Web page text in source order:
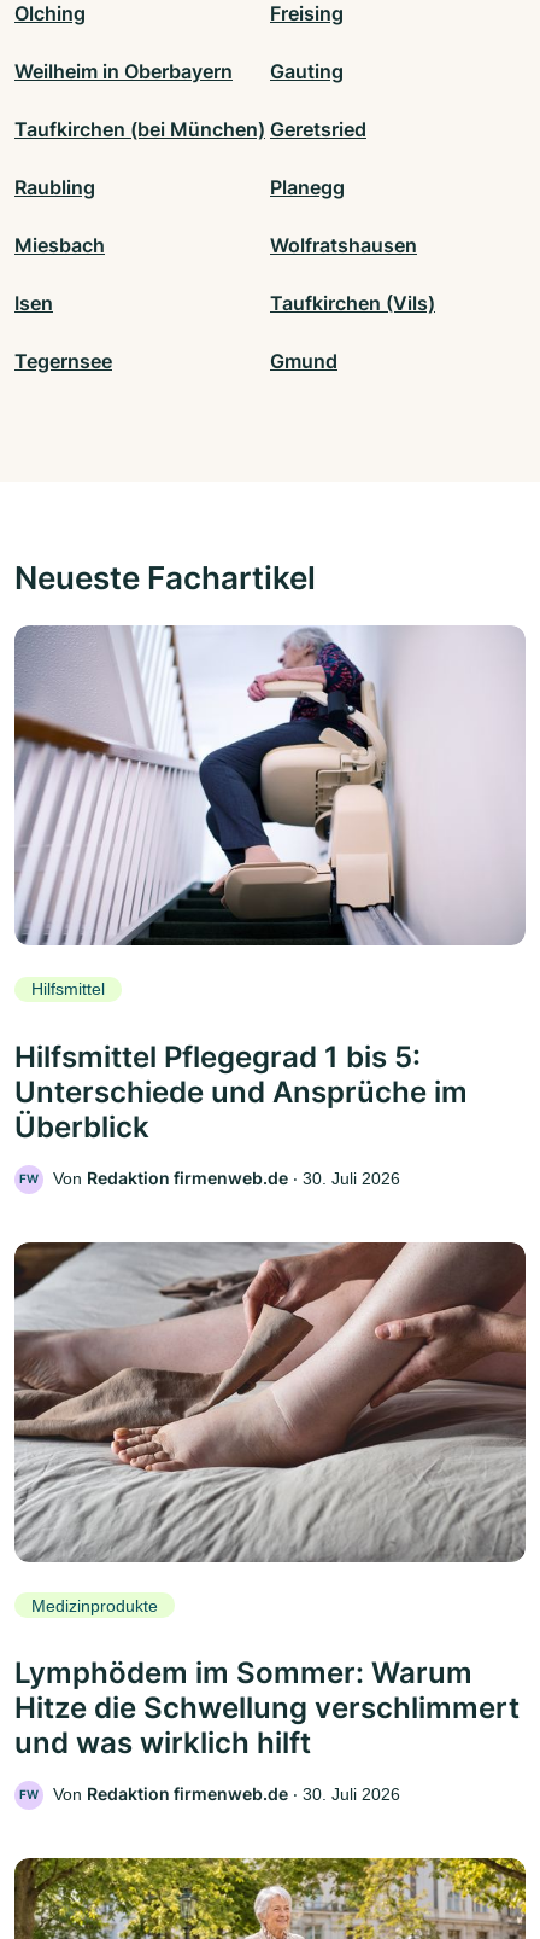
Olching Freising
Weilheim in Oberbayern Gauting
Taufkirchen (bei München) Geretsried
Raubling Planegg
Miesbach Wolfratshausen
Isen Taufkirchen (Vils)
Tegernsee Gmund
Neueste Fachartikel
Hilfsmittel
Hilfsmittel Pflegegrad 1 bis 5:
Unterschiede und Ansprüche im
Überblick
FW Von Redaktion firmenweb.de ‧ 30. Juli 2026
Medizinprodukte
Lymphödem im Sommer: Warum
Hitze die Schwellung verschlimmert
und was wirklich hilft
FW Von Redaktion firmenweb.de ‧ 30. Juli 2026